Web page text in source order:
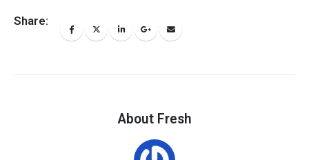
Share:
About Fresh